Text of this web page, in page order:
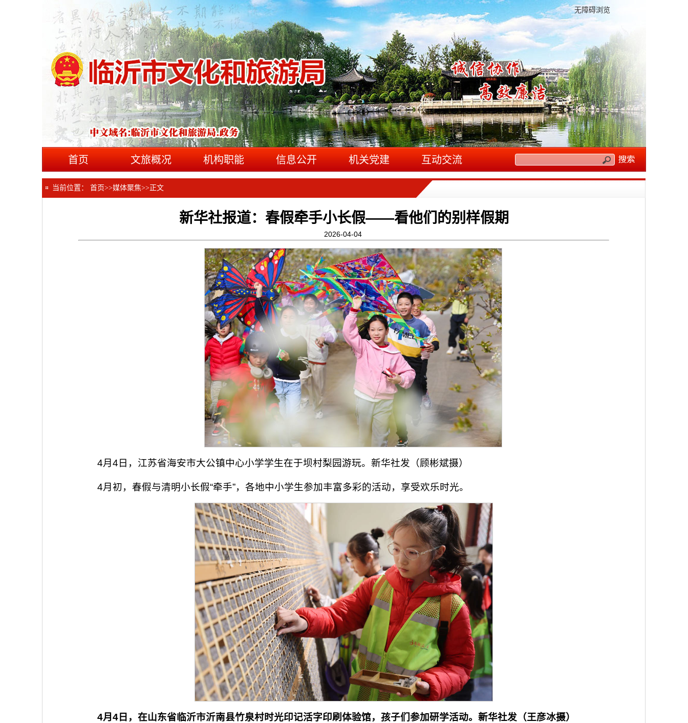
无障碍浏览
首页 文旅概况 机构职能 信息公开 机关党建 互动交流
当前位置： 首页>>媒体聚焦>> 正文
新华社报道：春假牵手小长假——看他们的别样假期
2026-04-04
4月4日，江苏省海安市大公镇中心小学学生在于坝村梨园游玩。新华社发（顾彬斌摄）
4月初，春假与清明小长假“牵手”，各地中小学生参加丰富多彩的活动，享受欢乐时光。
4月4日，在山东省临沂市沂南县竹泉村时光印记活字印刷体验馆，孩子们参加研学活动。新华社发（王彦冰摄）